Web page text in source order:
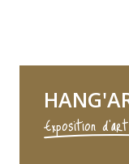
Exposition d'art